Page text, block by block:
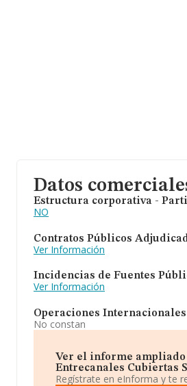
Datos
Estructura corporativa -
NO
Contratos Públicos
Ver Información
Incidencias de Fuentes
Ver Información
Operaciones Internacionales
No constan
Ver el informe ampliado
Entrecanales Cubiertas
Regístrate en eInforma y te